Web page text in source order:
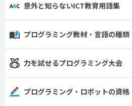
意外と知らないICT教育用語集
プログラミング教材・言語の種類
力を試せるプログラミング大会
プログラミング・ロボットの資格